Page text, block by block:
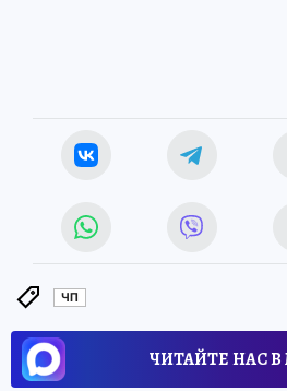
ЧП
ЧИТАЙТЕ НАС В